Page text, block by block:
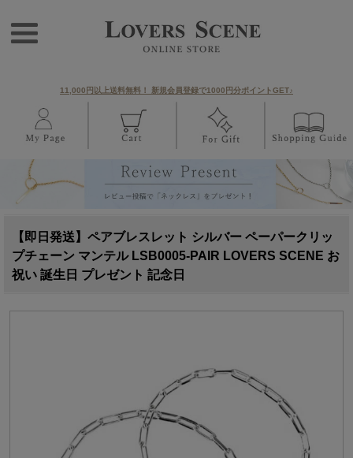
11,000円以上送料無料！ 新規会員登録で1000円分ポイントGET♪
【即日発送】ペアブレスレット シルバー ペーパークリッ
プチェーン マンテル LSB0005-PAIR LOVERS SCENE お
祝い 誕生日 プレゼント 記念日